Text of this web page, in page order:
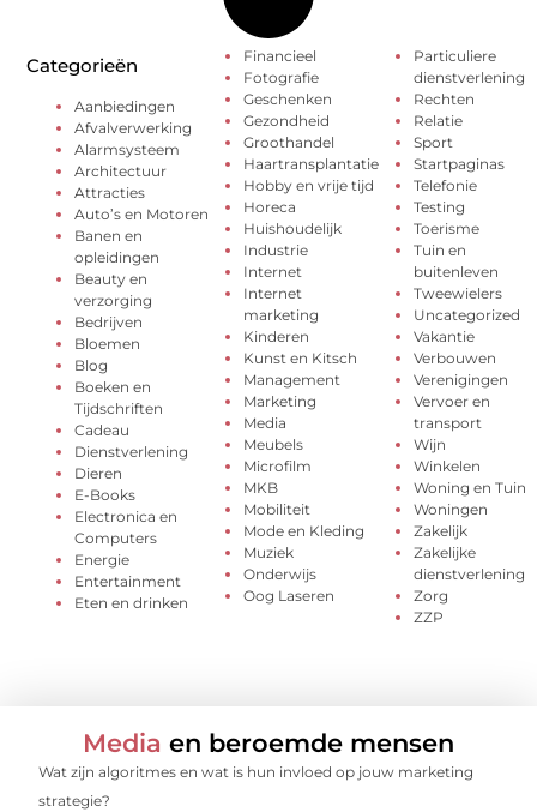
Categorieën
Aanbiedingen
Afvalverwerking
Alarmsysteem
Architectuur
Attracties
Auto’s en Motoren
Banen en
opleidingen
Beauty en
verzorging
Bedrijven
Bloemen
Blog
Boeken en
Tijdschriften
Cadeau
Dienstverlening
Dieren
E-Books
Electronica en
Computers
Energie
Entertainment
Eten en drinken
Financieel
Fotografie
Geschenken
Gezondheid
Groothandel
Haartransplantatie
Hobby en vrije tijd
Horeca
Huishoudelijk
Industrie
Internet
Internet
marketing
Kinderen
Kunst en Kitsch
Management
Marketing
Media
Meubels
Microfilm
MKB
Mobiliteit
Mode en Kleding
Muziek
Onderwijs
Oog Laseren
Particuliere
dienstverlening
Rechten
Relatie
Sport
Startpaginas
Telefonie
Testing
Toerisme
Tuin en
buitenleven
Tweewielers
Uncategorized
Vakantie
Verbouwen
Verenigingen
Vervoer en
transport
Wijn
Winkelen
Woning en Tuin
Woningen
Zakelijk
Zakelijke
dienstverlening
Zorg
ZZP
Media en beroemde mensen
Wat zijn algoritmes en wat is hun invloed op jouw marketing
strategie?